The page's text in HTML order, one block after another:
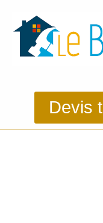
Devis